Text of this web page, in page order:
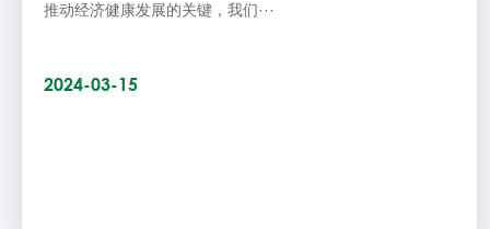
推动经济健康发展的关键，我们···
2024-03-15